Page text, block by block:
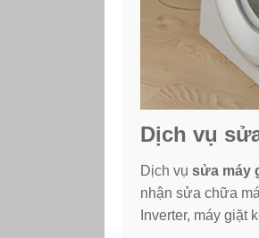
Dịch vụ
Dịch vụ sửa máy
nhận sửa chữa
Inverter, máy giặt